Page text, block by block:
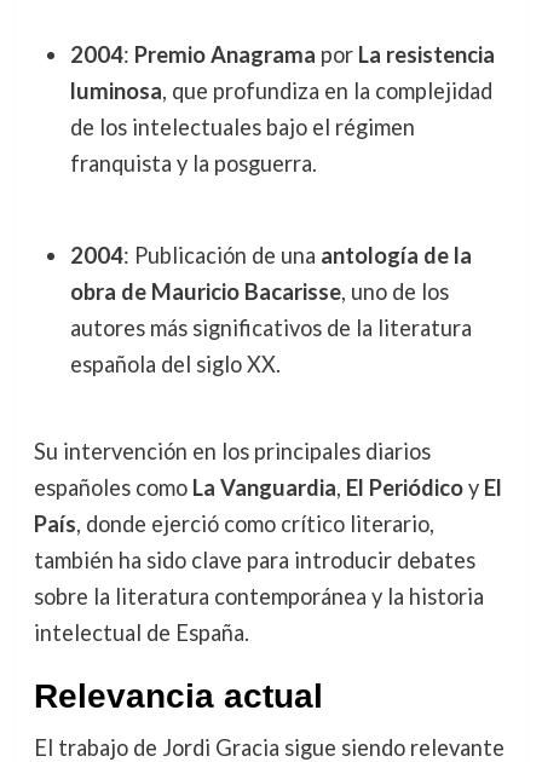
2004: Premio Anagrama por La resistencia
luminosa, que profundiza en la complejidad
de los intelectuales bajo el régimen
franquista y la posguerra.
2004: Publicación de una antología de la
obra de Mauricio Bacarisse, uno de los
autores más significativos de la literatura
española del siglo XX.
Su intervención en los principales diarios
españoles como La Vanguardia, El Periódicoy El
País, donde ejerció como crítico literario,
también ha sido clave para introducir debates
sobre la literatura contemporánea y la historia
intelectual de España.
Relevancia actual
El trabajo de Jordi Gracia sigue siendo relevante